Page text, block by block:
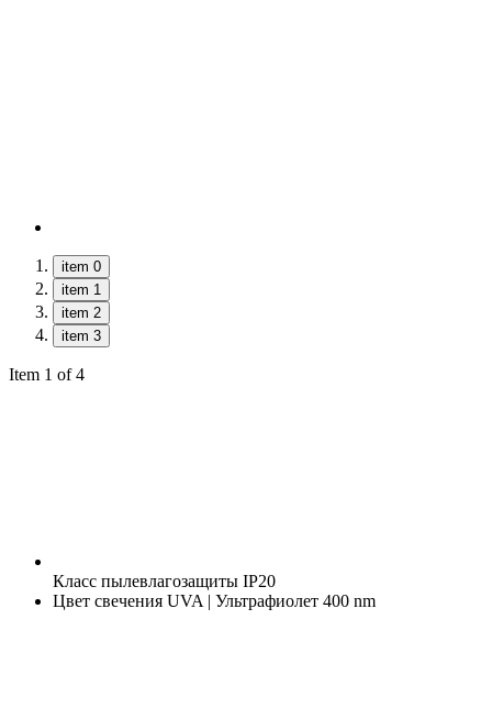
item 0
item 1
item 2
item 3
Item 1 of 4
Класс пылевлагозащиты IP20
Цвет свечения UVA | Ультрафиолет 400 nm